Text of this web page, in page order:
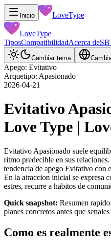
Inicio LoveType
LoveType
TiposCompatibilidadAcerca de
Cambiar tema
Apego: Evitativo
Arquetipo: Apasionado
2026-04-21
Evitativo
Love Type |
Evitativo Apasionado suele
ritmo predecible en sus
tendencia de apego Evitativo con
En la atraccion inicial se expresa
estres, recurre a habitos de
Quick snapshot: Resumen
planes concretos antes que
Como es realmente